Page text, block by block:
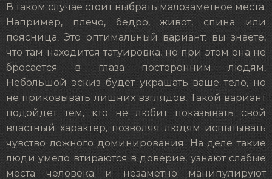
В таком случае стоит выбрать малозаметное места.
Например, плечо, бедро, живот, спина или
поясница. Это оптимальный вариант: вы знаете,
что там находится татуировка, но при этом она не
бросается в глаза посторонним людям.
Небольшой эскиз будет украшать ваше тело, но
не приковывать лишних взглядов. Такой вариант
подойдёт тем, кто не любит показывать свой
властный характер, позволяя людям испытывать
чувство ложного доминирования. На деле такие
люди умело втираются в доверие, узнают слабые
места человека и незаметно манипулируют